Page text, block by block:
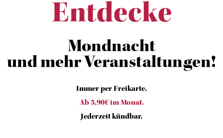
Entdecke
Mondnacht
und mehr Veranstaltungen!
Immer per Freikarte.
Ab 5,90€ im Monat.
Jederzeit kündbar.